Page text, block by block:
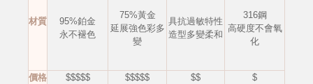
材質
95%鉑金
永不褪色
75%黃金
延展強色彩多
變
具抗過敏特性
造型多變柔和
316鋼
高硬度不會氧
化
價格 $$$$$ $$$$$ $$ $